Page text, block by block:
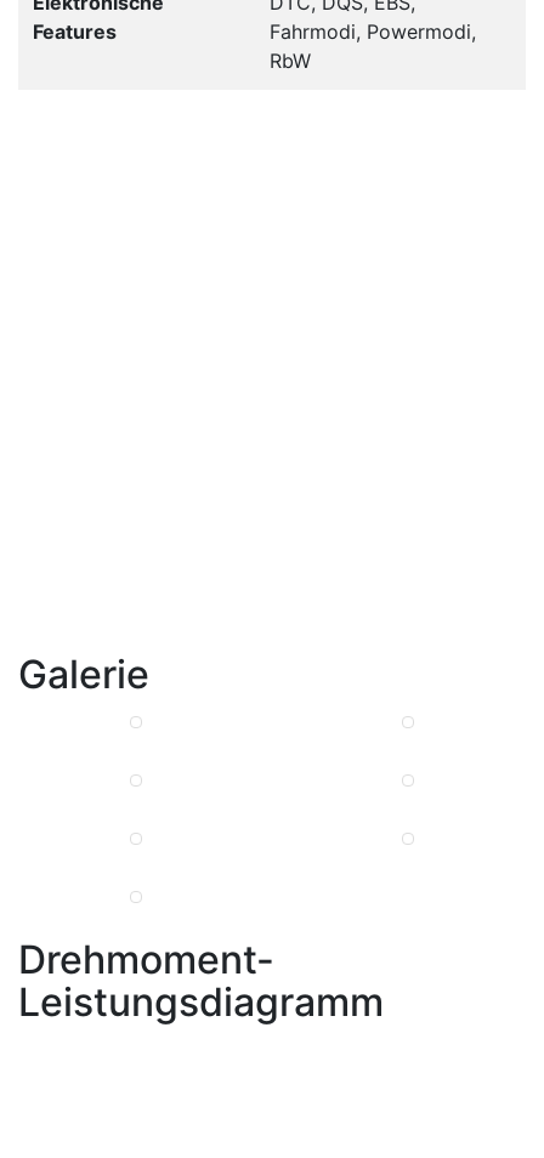
Features
Fahrmodi, Powermodi,
RbW
Galerie
Drehmoment-
Leistungsdiagramm